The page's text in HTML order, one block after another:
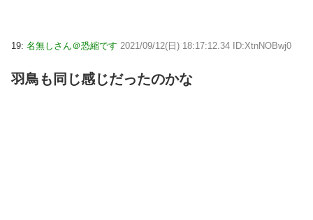
19: 名無しさん＠恐縮です 2021/09/12(日) 18:17:12.34 ID:XtnNOBwj0
羽鳥も同じ感じだったのかな